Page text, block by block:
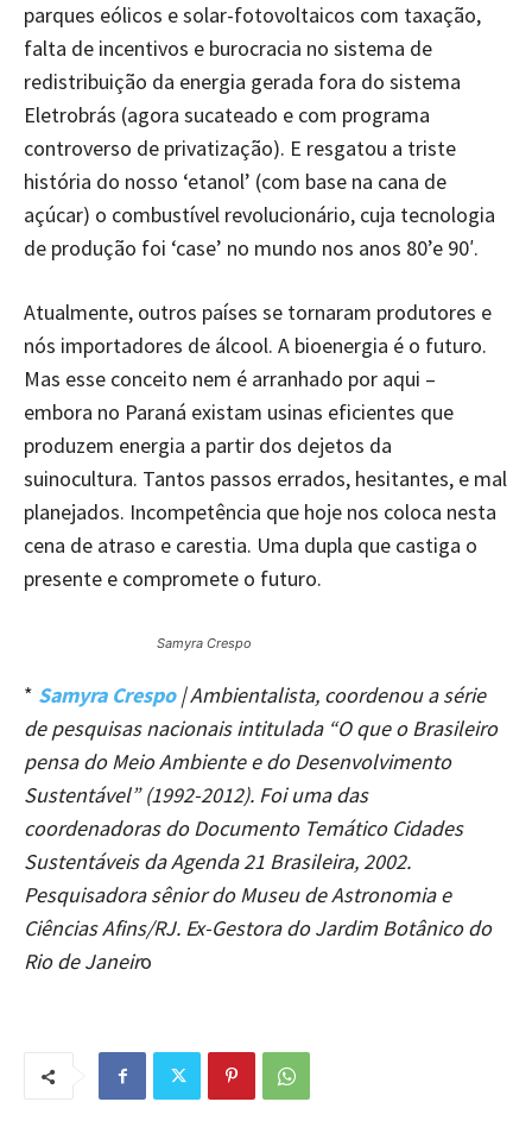
parques eólicos e solar-fotovoltaicos com taxação,
falta de incentivos e burocracia no sistema de
redistribuição da energia gerada fora do sistema
Eletrobrás (agora sucateado e com programa
controverso de privatização). E resgatou a triste
história do nosso ‘etanol’ (com base na cana de
açúcar) o combustível revolucionário, cuja tecnologia
de produção foi ‘case’ no mundo nos anos 80’e 90′.
Atualmente, outros países se tornaram produtores e
nós importadores de álcool. A bioenergia é o futuro.
Mas esse conceito nem é arranhado por aqui –
embora no Paraná existam usinas eficientes que
produzem energia a partir dos dejetos da
suinocultura. Tantos passos errados, hesitantes, e mal
planejados. Incompetência que hoje nos coloca nesta
cena de atraso e carestia. Uma dupla que castiga o
presente e compromete o futuro.
Samyra Crespo
* Samyra Crespo| Ambientalista, coordenou a série
de pesquisas nacionais intitulada “O que o Brasileiro
pensa do Meio Ambiente e do Desenvolvimento
Sustentável” (1992-2012). Foi uma das
coordenadoras do Documento Temático Cidades
Sustentáveis da Agenda 21 Brasileira, 2002.
Pesquisadora sênior do Museu de Astronomia e
Ciências Afins/RJ. Ex-Gestora do Jardim Botânico do
Rio de Janeiro